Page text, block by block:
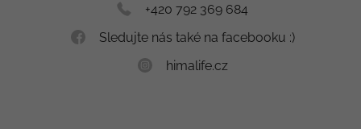
+420 792 369 684
Sledujte nás také na facebooku :)
himalife.cz